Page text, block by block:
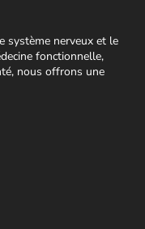
système nerveux et le
fonctionnelle,
nous offrons une